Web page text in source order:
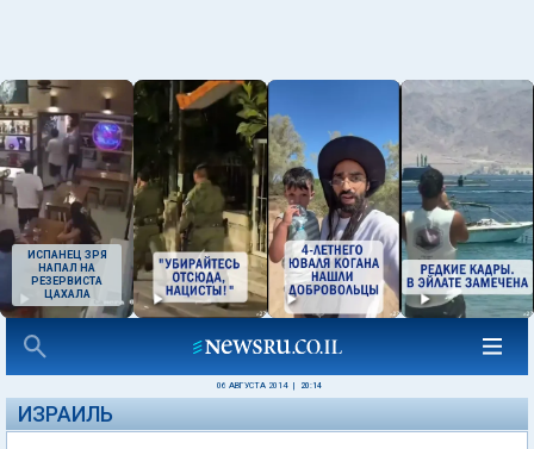
ИСПАНЕЦ ЗРЯ
НАПАЛ НА
РЕЗЕРВИСТА
ЦАХАЛА
06 АВГУСТА 2014 20:14
ИЗРАИЛЬ